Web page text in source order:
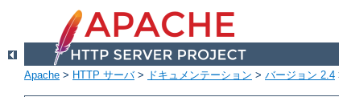
Apache > HTTP サーバ> ドキュメンテーション > バージョン 2.4